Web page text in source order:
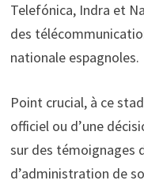
Telefónica, Indra et
des
nationale espagnoles.
Point crucial, à ce
officiel ou d’une
sur des témoignages
d’administration de